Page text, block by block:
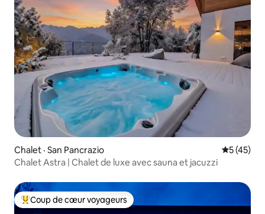
Chalet · San Pancrazio Note
5 (45)
Chalet Astra | Chalet de luxe avec sauna et jacuzzi
Coup de cœur voyageurs parmi les plus aimés
Coup de cœur voyageurs